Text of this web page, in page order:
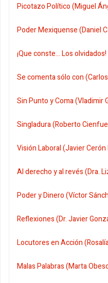
Picotazo Político (Miguel
Poder Mexiquense (Daniel
¡Que conste... Los
Se comenta sólo con
Sin Punto y Coma (Vladimir
Singladura (Roberto
Visión Laboral (Javier Cerón
Al derecho y al revés (Dra.
Poder y Dinero (Víctor
Reflexiones (Dr. Javier
Locutores en Acción
Malas Palabras (Marta